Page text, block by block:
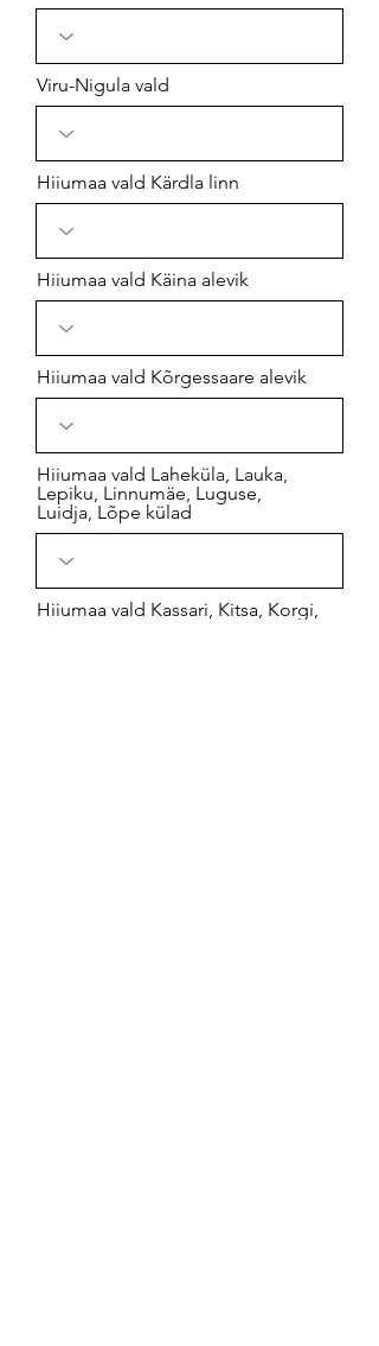
Viru-Nigula vald
Hiiumaa vald Kärdla linn
Hiiumaa vald Käina alevik
Hiiumaa vald Kõrgessaare alevik
Hiiumaa vald Laheküla, Lauka,
Lepiku, Linnumäe, Luguse,
Luidja, Lõpe külad
Hiiumaa vald Kassari, Kitsa, Korgi,